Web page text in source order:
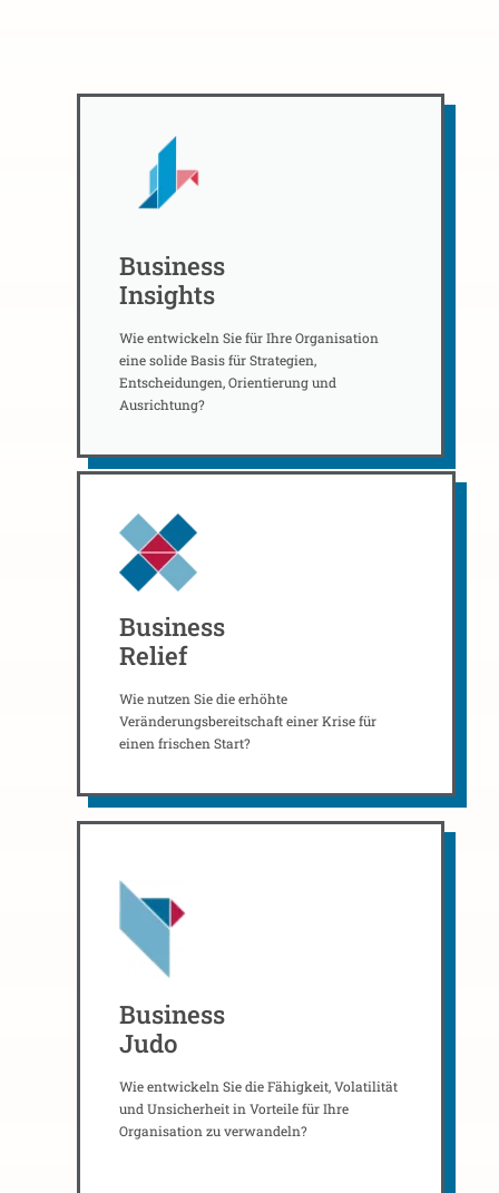
Business
Insights
Wie entwickeln Sie für Ihre Organisation
eine solide Basis für Strategien,
Entscheidungen, Orientierung und
Ausrichtung?
Business
Relief
Wie nutzen Sie die erhöhte
Veränderungsbereitschaft einer Krise für
einen frischen Start?
Business
Judo
Wie entwickeln Sie die Fähigkeit, Volatilität
und Unsicherheit in Vorteile für Ihre
Organisation zu verwandeln?